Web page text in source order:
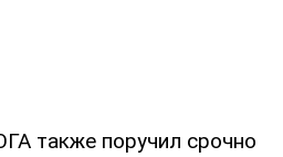
также поручил срочно